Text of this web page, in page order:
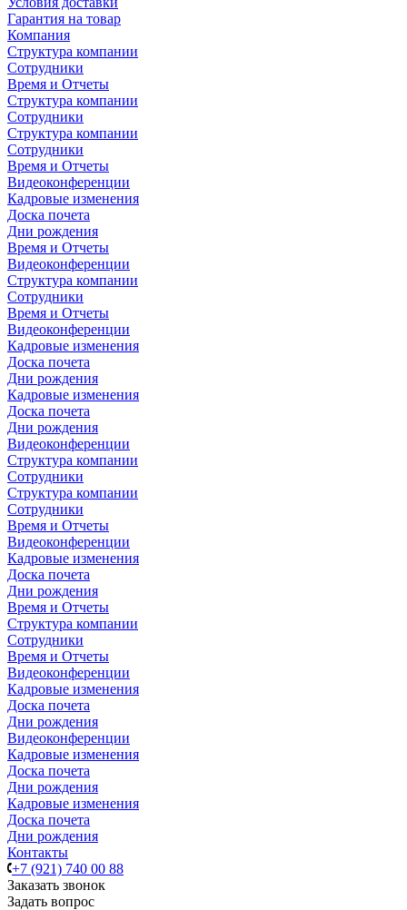
Гарантия на товар
Компания
Структура компании
Сотрудники
Время и Отчеты
Структура компании
Сотрудники
Структура компании
Сотрудники
Время и Отчеты
Видеоконференции
Кадровые изменения
Доска почета
Дни рождения
Время и Отчеты
Видеоконференции
Структура компании
Сотрудники
Время и Отчеты
Видеоконференции
Кадровые изменения
Доска почета
Дни рождения
Кадровые изменения
Доска почета
Дни рождения
Видеоконференции
Структура компании
Сотрудники
Структура компании
Сотрудники
Время и Отчеты
Видеоконференции
Кадровые изменения
Доска почета
Дни рождения
Время и Отчеты
Структура компании
Сотрудники
Время и Отчеты
Видеоконференции
Кадровые изменения
Доска почета
Дни рождения
Видеоконференции
Кадровые изменения
Доска почета
Дни рождения
Кадровые изменения
Доска почета
Дни рождения
Контакты
+7 (921) 740 00 88
Заказать звонок
Задать вопрос